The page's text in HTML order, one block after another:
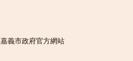
義市政府官方網站